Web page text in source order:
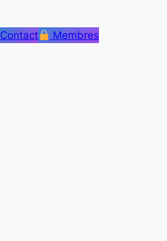
Contact Membres